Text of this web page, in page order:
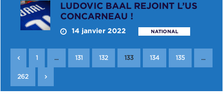
LUDOVIC BAAL REJOINT L’US
CONCARNEAU !
14 janvier 2022 NATIONAL
1 … 131 132 133 134 135 …
262